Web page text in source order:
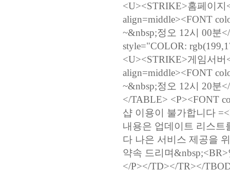
<U><STRIKE>홈페이
align=middle><FONT
~&nbsp;정오 12시 00분
style="COLOR:
<U><STRIKE>게임서
align=middle><FONT
~&nbsp;정오 12시 20분
</TABLE> <P><FONT
샵 이용이 불가합니다
내용은 업데이트 리스트
다 나은 서비스 제공을
약속 드리며
</P></TD></TR></